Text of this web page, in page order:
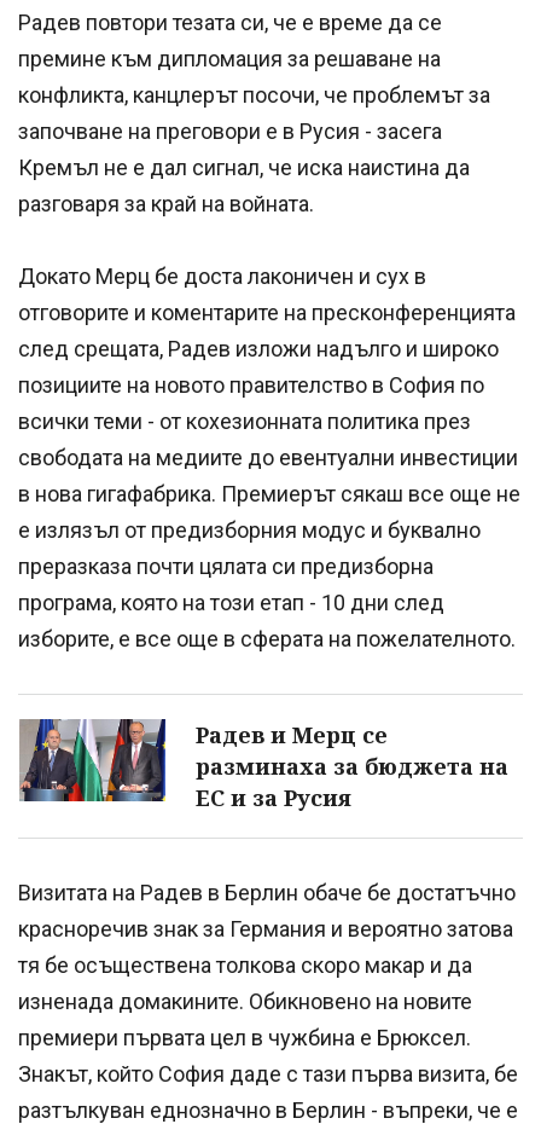
Радев повтори тезата си, че е време да се
премине към дипломация за решаване на
конфликта, канцлерът посочи, че проблемът за
започване на преговори е в Русия - засега
Кремъл не е дал сигнал, че иска наистина да
разговаря за край на войната.
Докато Мерц бе доста лаконичен и сух в
отговорите и коментарите на пресконференцията
след срещата, Радев изложи надълго и широко
позициите на новото правителство в София по
всички теми - от кохезионната политика през
свободата на медиите до евентуални инвестиции
в нова гигафабрика. Премиерът сякаш все още не
е излязъл от предизборния модус и буквално
преразказа почти цялата си предизборна
програма, която на този етап - 10 дни след
изборите, е все още в сферата на пожелателното.
Радев и Мерц се
разминаха за бюджета на
ЕС и за Русия
Визитата на Радев в Берлин обаче бе достатъчно
красноречив знак за Германия и вероятно затова
тя бе осъществена толкова скоро макар и да
изненада домакините. Обикновено на новите
премиери първата цел в чужбина е Брюксел.
Знакът, който София даде с тази първа визита, бе
разтълкуван еднозначно в Берлин - въпреки, че е